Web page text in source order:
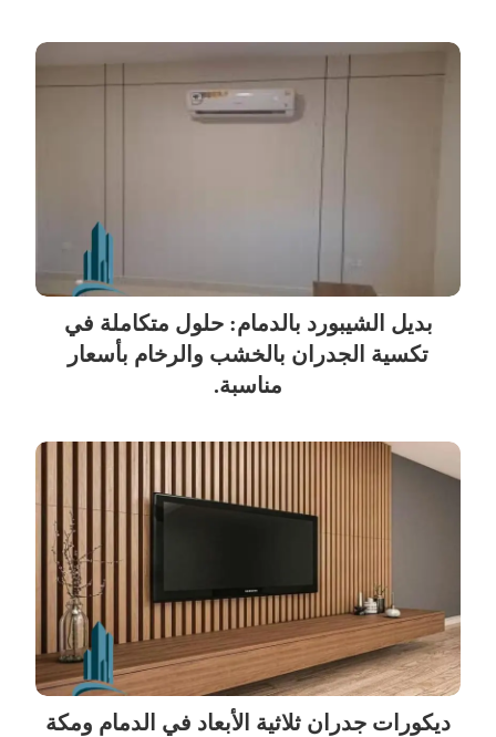
بديل الشيبورد بالدمام: حلول متكاملة في
تكسية الجدران بالخشب والرخام بأسعار
مناسبة.
ديكورات جدران ثلاثية الأبعاد في الدمام ومكة